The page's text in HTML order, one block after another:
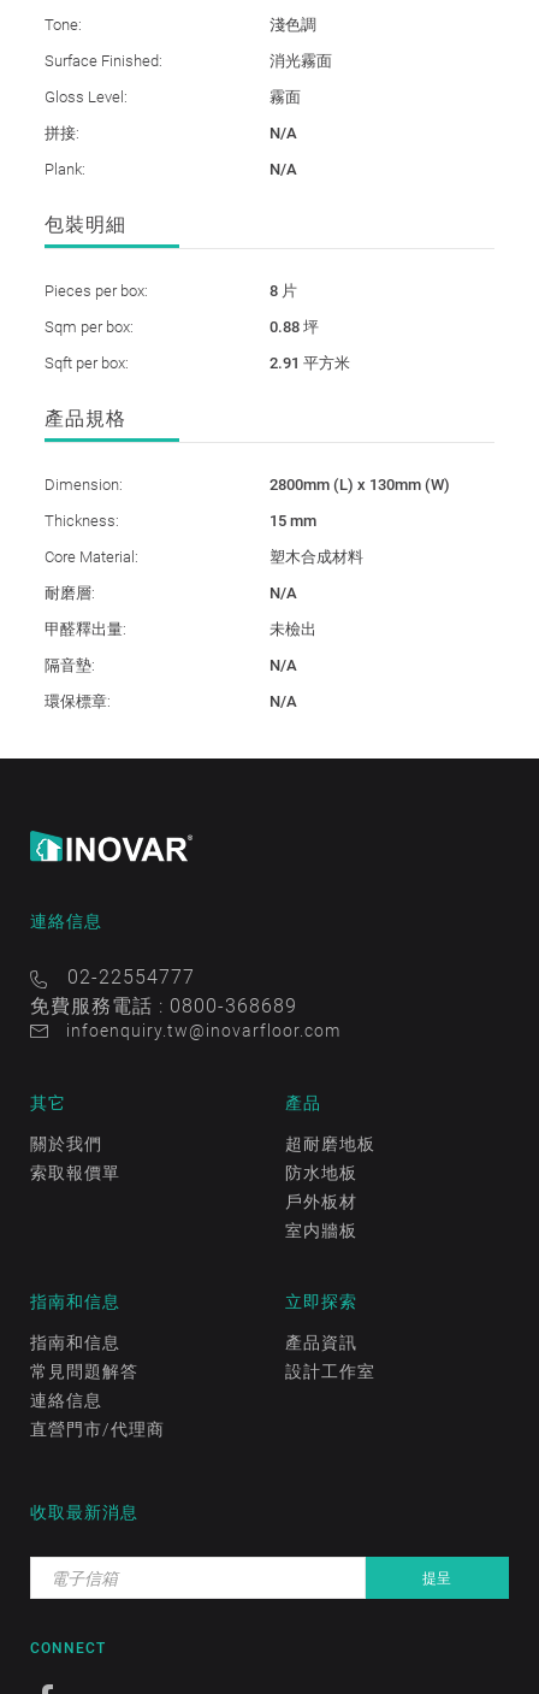
Tone:
淺色調
Surface Finished:
消光霧面
Gloss Level:
霧面
拼接:
N/A
Plank:
N/A
包裝明細
Pieces per box:
8 片
Sqm per box:
0.88 坪
Sqft per box:
2.91 平方米
產品規格
Dimension:
2800mm (L) x 130mm (W)
Thickness:
15 mm
Core Material:
塑木合成材料
耐磨層:
N/A
甲醛釋出量:
未檢出
隔音墊:
N/A
環保標章:
N/A
連絡信息
02-22554777
免費服務電話 : 0800-368689
infoenquiry.tw@inovarfloor.com
其它
關於我們
索取報價單
產品
超耐磨地板
防水地板
戶外板材
室内牆板
指南和信息
指南和信息
常見問題解答
連絡信息
直營門市/代理商
立即探索
產品資訊
設計工作室
收取最新消息
CONNECT